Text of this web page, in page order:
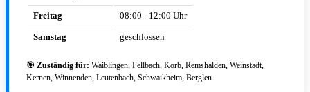
Freitag 08:00 - 12:00 Uhr
Samstag geschlossen
🎯 Zuständig für: Waiblingen, Fellbach, Korb, Remshalden, Weinstadt,
Kernen, Winnenden, Leutenbach, Schwaikheim, Berglen